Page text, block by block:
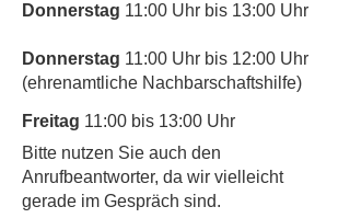
Donnerstag 11:00 Uhr bis 13:00 Uhr
Donnerstag 11:00 Uhr bis 12:00 Uhr
(ehrenamtliche Nachbarschaftshilfe)
Freitag 11:00 bis 13:00 Uhr
​Bitte nutzen Sie auch den
Anrufbeantworter, da wir vielleicht
gerade im Gespräch sind.